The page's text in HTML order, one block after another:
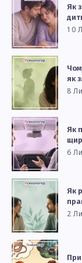
Як
10
як
8
Як
6
Як
2